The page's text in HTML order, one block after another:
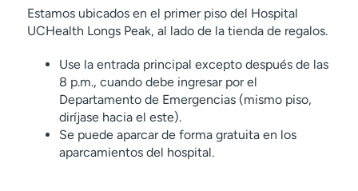
Estamos ubicados en el primer piso del Hospital
UCHealth Longs Peak, al lado de la tienda de regalos.
Use la entrada principal excepto después de las
8 p.m., cuando debe ingresar por el
Departamento de Emergencias (mismo piso,
diríjase hacia el este).
Se puede aparcar de forma gratuita en los
aparcamientos del hospital.